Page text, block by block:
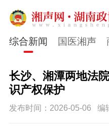
综合新闻 国医湘声
长沙、湘潭两地法
识产权保护
发布时间：2026-05-06 编